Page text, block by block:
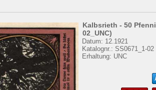
Kalbsrieth - 50
02_UNC)
Datum: 12.1921
Katalognr.: SS0671_1-02
Erhaltung: UNC